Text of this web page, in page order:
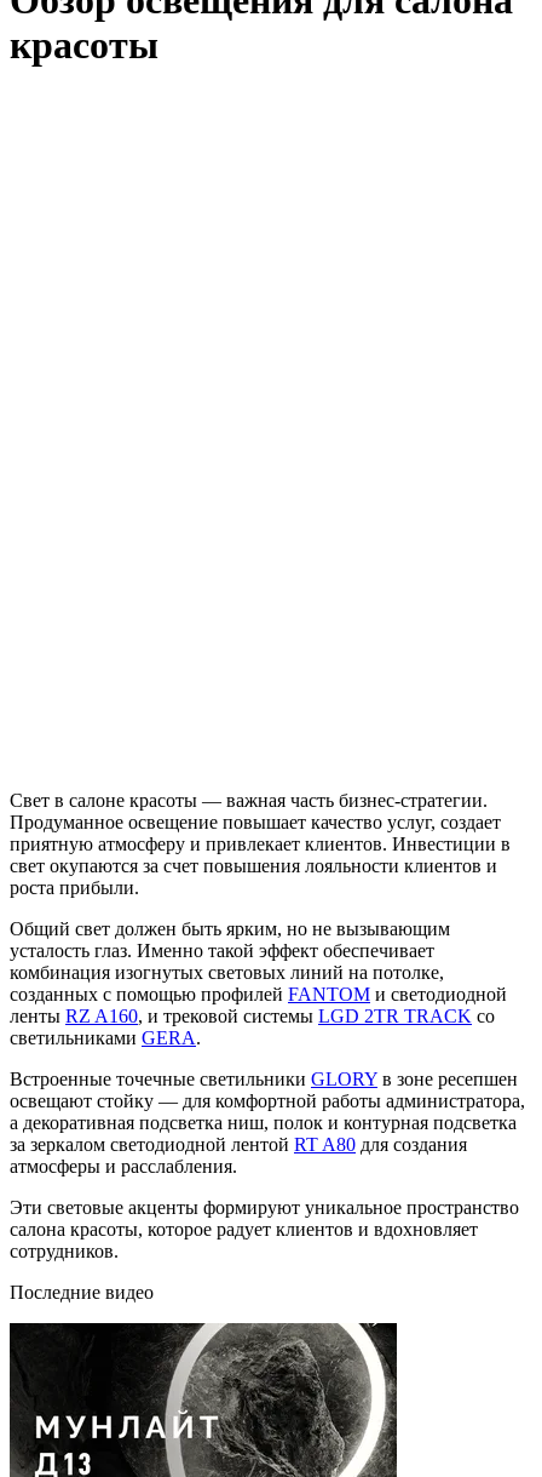
красоты
Свет в салоне красоты — важная часть бизнес-стратегии.
Продуманное освещение повышает качество услуг, создает
приятную атмосферу и привлекает клиентов. Инвестиции в
свет окупаются за счет повышения лояльности клиентов и
роста прибыли.
Общий свет должен быть ярким, но не вызывающим
усталость глаз. Именно такой эффект обеспечивает
комбинация изогнутых световых линий на потолке,
созданных с помощью профилей FANTOM и светодиодной
ленты RZ A160, и трековой системы LGD 2TR TRACK со
светильниками GERA.
Встроенные точечные светильники GLORY в зоне ресепшен
освещают стойку — для комфортной работы администратора,
а декоративная подсветка ниш, полок и контурная подсветка
за зеркалом светодиодной лентой RT A80 для создания
атмосферы и расслабления.
Эти световые акценты формируют уникальное пространство
салона красоты, которое радует клиентов и вдохновляет
сотрудников.
Последние видео